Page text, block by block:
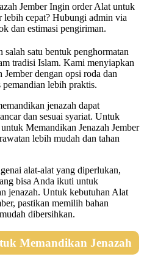
Ingin order Alat untuk
lebih cepat? Hubungi admin via
dan estimasi pengiriman.
satu bentuk penghormatan
tradisi Islam. Kami menyiapkan
dengan opsi roda dan
pemandian lebih praktis.
jenazah dapat
dan sesuai syariat. Untuk
Memandikan Jenazah Jember
lebih mudah dan tahan
alat-alat yang diperlukan,
bisa Anda ikuti untuk
jenazah. Untuk kebutuhan Alat
pastikan memilih bahan
dibersihkan.
Memandikan Jenazah